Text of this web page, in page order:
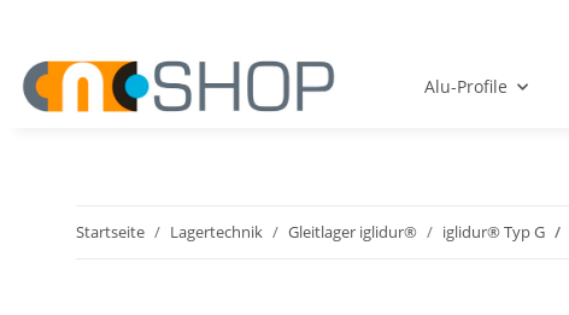
Alu-Profile
Startseite Lagertechnik Gleitlager iglidur® iglidur® Typ G